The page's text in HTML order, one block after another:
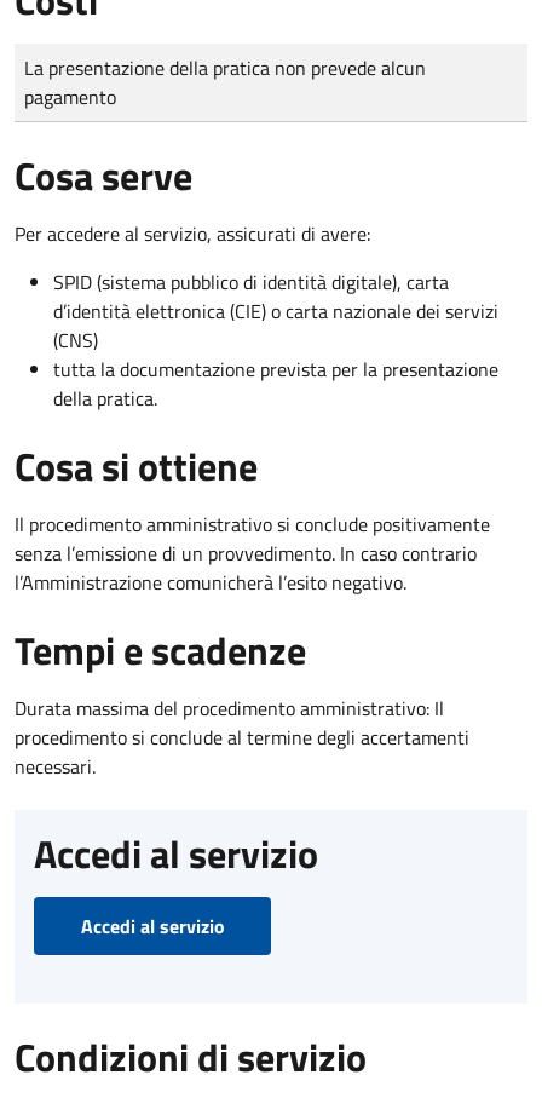
Tipo di pagamento
Importo
La presentazione della pratica non prevede alcun
pagamento
Cosa serve
Per accedere al servizio, assicurati di avere:
SPID (sistema pubblico di identità digitale), carta
d’identità elettronica (CIE) o carta nazionale dei servizi
(CNS)
tutta la documentazione prevista per la presentazione
della pratica.
Cosa si ottiene
Il procedimento amministrativo si conclude positivamente
senza l’emissione di un provvedimento. In caso contrario
l’Amministrazione comunicherà l’esito negativo.
Tempi e scadenze
Durata massima del procedimento amministrativo: Il
procedimento si conclude al termine degli accertamenti
necessari.
Accedi al servizio
Accedi al servizio
Condizioni di servizio